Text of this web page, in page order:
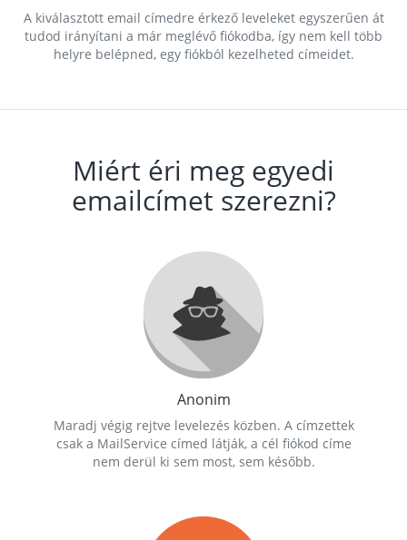
A kiválasztott email címedre érkező leveleket egyszerűen át
tudod irányítani a már meglévő fiókodba, így nem kell több
helyre belépned, egy fiókból kezelheted címeidet.
Miért éri meg egyedi
emailcímet szerezni?
Anonim
Maradj végig rejtve levelezés közben. A címzettek
csak a MailService címed látják, a cél fiókod címe
nem derül ki sem most, sem később.